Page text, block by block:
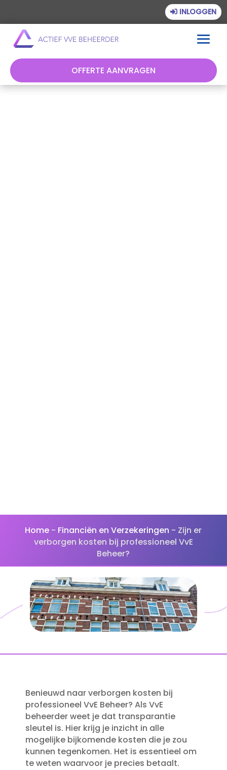
INLOGGEN
OFFERTE AANVRAGEN
Home - Financiën en Verzekeringen - Zijn er
verborgen kosten bij professioneel VvE
Beheer?
Benieuwd naar verborgen kosten bij
professioneel VvE Beheer? Als VvE
beheerder weet je dat transparantie
sleutel is.​ Hier krijg je inzicht in alle
mogelijke bijkomende kosten die je zou
kunnen tegenkomen.​ Het is essentieel om
te weten waarvoor je precies betaalt.​